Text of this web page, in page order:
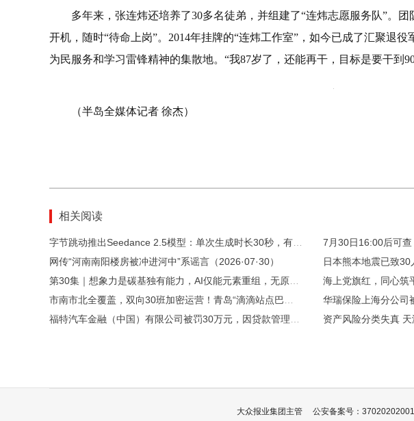
多年来，张连炜还培养了30多名徒弟，并组建了“连炜志愿服务队”。
开机，随时“待命上岗”。2014年挂牌的“连炜工作室”，如今已成了汇聚退
为民服务和学习雷锋精神的集散地。“我87岁了，还能再干，目标是要干到
（半岛全媒体记者 徐杰）
相关阅读
网传“河南南阳楼房被冲进河中”系谣言（2026·07·30）
日本熊本地震已致30
海上党旗红，同心筑
资产风险分类失真
大众报业集团主管 公安备案号：